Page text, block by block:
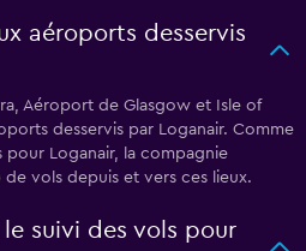
aéroports desservis
Aéroport de Glasgow et Isle of
desservis par Loganair. Comme
Loganair, la compagnie
vols depuis et vers ces lieux.
suivi des vols pour